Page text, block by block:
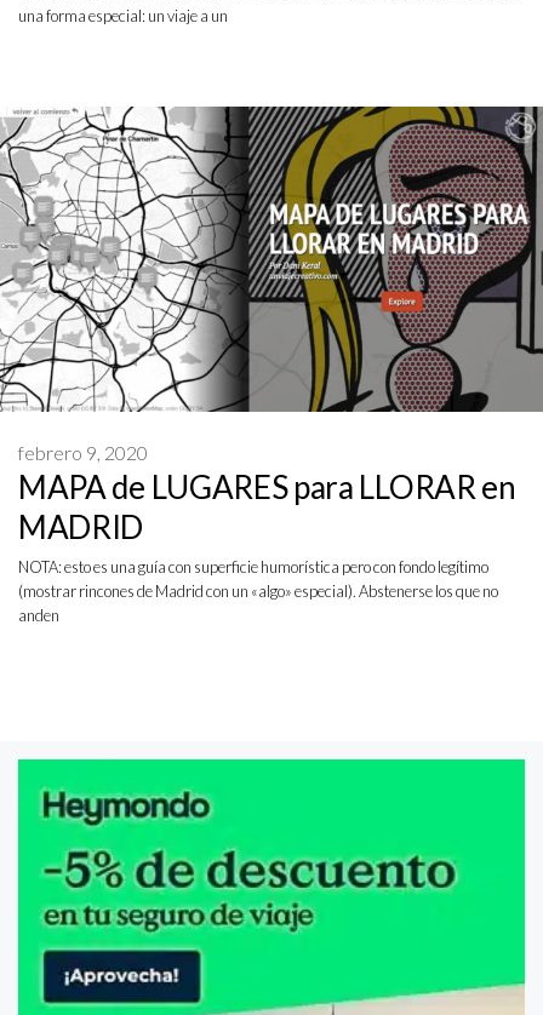
una forma especial: un viaje a un
MAPA de LUGARES para LLORAR en
MADRID
febrero 9, 2020
NOTA: esto es una guía con superficie humorística pero con fondo legítimo
(mostrar rincones de Madrid con un «algo» especial). Abstenerse los que no
anden